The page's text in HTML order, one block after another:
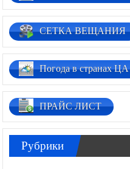
СЕТКА ВЕЩАНИЯ
Погода в странах ЦА
ПРАЙС ЛИСТ
Рубрики